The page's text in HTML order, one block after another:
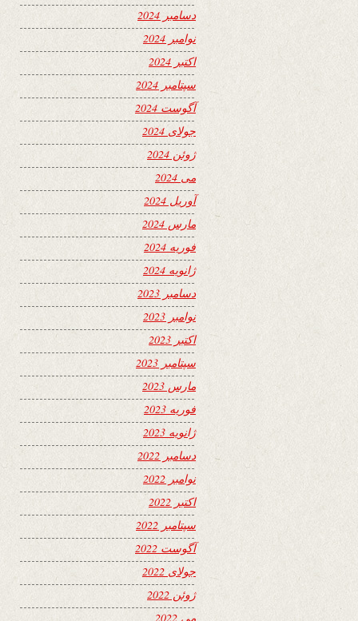
دسامبر 2024
نوامبر 2024
اکتبر 2024
سپتامبر 2024
آگوست 2024
جولای 2024
ژوئن 2024
می 2024
آوریل 2024
مارس 2024
فوریه 2024
ژانویه 2024
دسامبر 2023
نوامبر 2023
اکتبر 2023
سپتامبر 2023
مارس 2023
فوریه 2023
ژانویه 2023
دسامبر 2022
نوامبر 2022
اکتبر 2022
سپتامبر 2022
آگوست 2022
جولای 2022
ژوئن 2022
می 2022